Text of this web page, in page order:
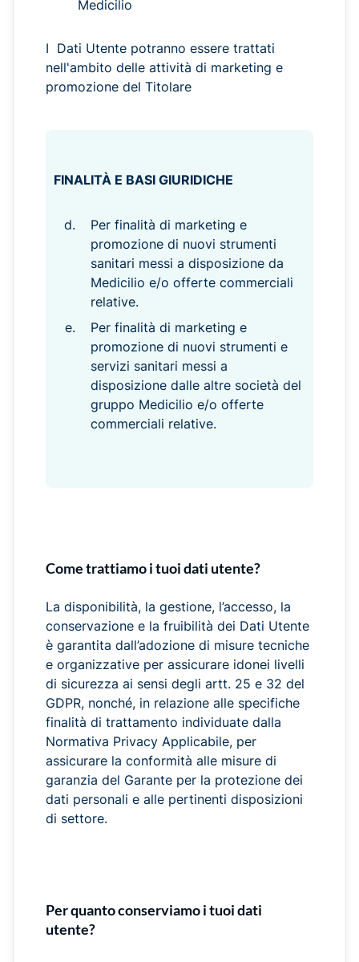
Medicilio
I Dati Utente potranno essere trattati
nell'ambito delle attività di marketing e
promozione del Titolare
FINALITÀ E BASI GIURIDICHE
Per finalità di marketing e
promozione di nuovi strumenti
sanitari messi a disposizione da
Medicilio e/o offerte commerciali
relative.
Per finalità di marketing e
promozione di nuovi strumenti e
servizi sanitari messi a
disposizione dalle altre società del
gruppo Medicilio e/o offerte
commerciali relative.
Come trattiamo i tuoi dati utente?
La disponibilità, la gestione, l’accesso, la
conservazione e la fruibilità dei Dati Utente
è garantita dall’adozione di misure tecniche
e organizzative per assicurare idonei livelli
di sicurezza ai sensi degli artt. 25 e 32 del
GDPR, nonché, in relazione alle specifiche
finalità di trattamento individuate dalla
Normativa Privacy Applicabile, per
assicurare la conformità alle misure di
garanzia del Garante per la protezione dei
dati personali e alle pertinenti disposizioni
di settore.
Per quanto conserviamo i tuoi dati
utente?